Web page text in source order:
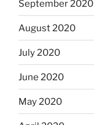
September 2020
August 2020
July 2020
June 2020
May 2020